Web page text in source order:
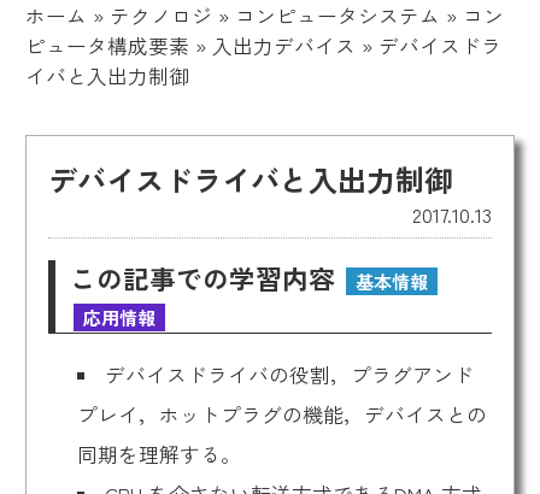
ホーム » テクノロジ » コンピュータシステム » コン
ピュータ構成要素 » 入出力デバイス »デバイスドラ
イバと入出力制御
デバイスドライバと入出力制御
2017.10.13
この記事での学習内容
基本情報
応用情報
デバイスドライバの役割，プラグアンド
プレイ，ホットプラグの機能，デバイスとの
同期を理解する。